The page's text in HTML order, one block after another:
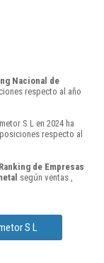
Nacional de
respecto al año
S L en 2024 ha
respecto al
Ranking de Empresas
según ventas ,
S L